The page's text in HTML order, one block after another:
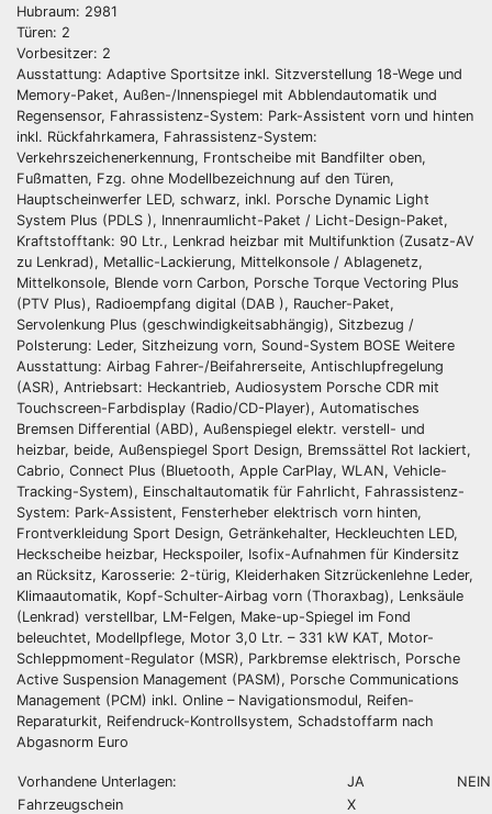
Hubraum: 2981
Türen: 2
Vorbesitzer: 2
Ausstattung: Adaptive Sportsitze inkl. Sitzverstellung 18-Wege und
Memory-Paket, Außen-/Innenspiegel mit Abblendautomatik und
Regensensor, Fahrassistenz-System: Park-Assistent vorn und hinten
inkl. Rückfahrkamera, Fahrassistenz-System:
Verkehrszeichenerkennung, Frontscheibe mit Bandfilter oben,
Fußmatten, Fzg. ohne Modellbezeichnung auf den Türen,
Hauptscheinwerfer LED, schwarz, inkl. Porsche Dynamic Light
System Plus (PDLS ), Innenraumlicht-Paket / Licht-Design-Paket,
Kraftstofftank: 90 Ltr., Lenkrad heizbar mit Multifunktion (Zusatz-AV
zu Lenkrad), Metallic-Lackierung, Mittelkonsole / Ablagenetz,
Mittelkonsole, Blende vorn Carbon, Porsche Torque Vectoring Plus
(PTV Plus), Radioempfang digital (DAB ), Raucher-Paket,
Servolenkung Plus (geschwindigkeitsabhängig), Sitzbezug /
Polsterung: Leder, Sitzheizung vorn, Sound-System BOSE Weitere
Ausstattung: Airbag Fahrer-/Beifahrerseite, Antischlupfregelung
(ASR), Antriebsart: Heckantrieb, Audiosystem Porsche CDR mit
Touchscreen-Farbdisplay (Radio/CD-Player), Automatisches
Bremsen Differential (ABD), Außenspiegel elektr. verstell- und
heizbar, beide, Außenspiegel Sport Design, Bremssättel Rot lackiert,
Cabrio, Connect Plus (Bluetooth, Apple CarPlay, WLAN, Vehicle-
Tracking-System), Einschaltautomatik für Fahrlicht, Fahrassistenz-
System: Park-Assistent, Fensterheber elektrisch vorn hinten,
Frontverkleidung Sport Design, Getränkehalter, Heckleuchten LED,
Heckscheibe heizbar, Heckspoiler, Isofix-Aufnahmen für Kindersitz
an Rücksitz, Karosserie: 2-türig, Kleiderhaken Sitzrückenlehne Leder,
Klimaautomatik, Kopf-Schulter-Airbag vorn (Thoraxbag), Lenksäule
(Lenkrad) verstellbar, LM-Felgen, Make-up-Spiegel im Fond
beleuchtet, Modellpflege, Motor 3,0 Ltr. – 331 kW KAT, Motor-
Schleppmoment-Regulator (MSR), Parkbremse elektrisch, Porsche
Active Suspension Management (PASM), Porsche Communications
Management (PCM) inkl. Online – Navigationsmodul, Reifen-
Reparaturkit, Reifendruck-Kontrollsystem, Schadstoffarm nach
Abgasnorm Euro
Vorhandene Unterlagen: JA
NEIN
Fahrzeugschein
X